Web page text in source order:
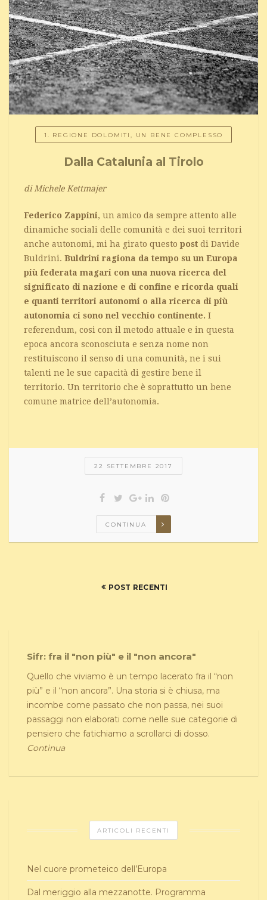
1. REGIONE DOLOMITI, UN BENE COMPLESSO
Dalla Catalunia al Tirolo
di Michele Kettmajer
Federico Zappini, un amico da sempre attento alle
dinamiche sociali delle comunità e dei suoi territori
anche autonomi, mi ha girato questo post di Davide
Buldrini. Buldrini ragiona da tempo su un Europa
più federata magari con una nuova ricerca del
significato di nazione e di confine e ricorda quali
e quanti territori autonomi o alla ricerca di più
autonomia ci sono nel vecchio continente. I
referendum, cosi con il metodo attuale e in questa
epoca ancora sconosciuta e senza nome non
restituiscono il senso di una comunità, ne i sui
talenti ne le sue capacità di gestire bene il
territorio. Un territorio che è soprattutto un bene
comune matrice dell’autonomia.
22 SETTEMBRE 2017
CONTINUA
POST RECENTI
Sifr: fra il "non più" e il "non ancora"
Quello che viviamo è un tempo lacerato fra il “non
più” e il “non ancora”. Una storia si è chiusa, ma
incombe come passato che non passa, nei suoi
passaggi non elaborati come nelle sue categorie di
pensiero che fatichiamo a scrollarci di dosso.
Continua
ARTICOLI RECENTI
Nel cuore prometeico dell’Europa
Dal meriggio alla mezzanotte. Programma